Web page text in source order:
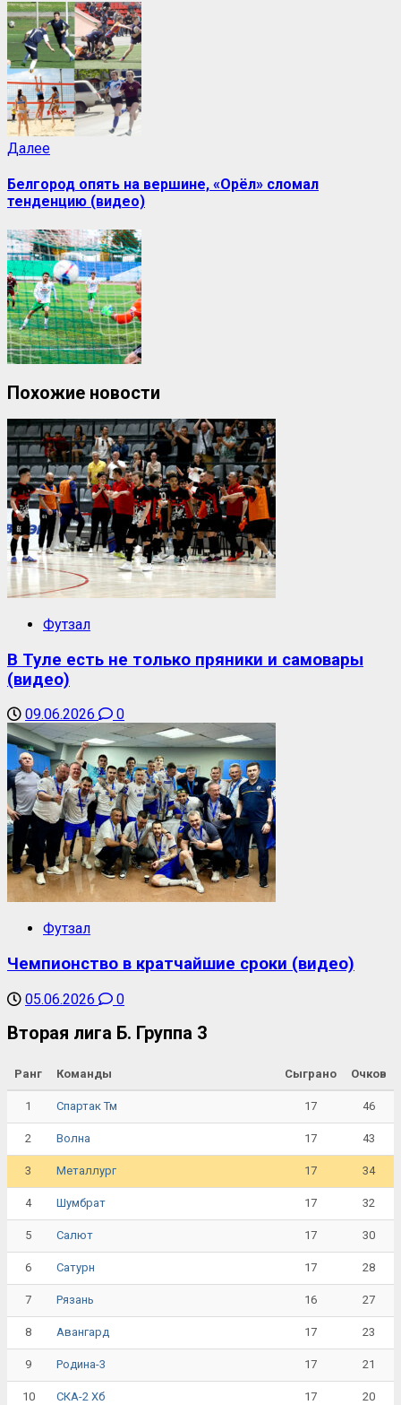
Далее
Белгород опять на вершине, «Орёл» сломал
тенденцию (видео)
Похожие новости
Футзал
В Туле есть не только пряники и самовары
(видео)
09.06.2026 0
Футзал
Чемпионство в кратчайшие сроки (видео)
05.06.2026 0
Вторая лига Б. Группа 3
Ранг Команды Сыграно Очков
1 Спартак Тм 17 46
2 Волна 17 43
3 Металлург 17 34
4 Шумбрат 17 32
5 Салют 17 30
6 Сатурн 17 28
7 Рязань 16 27
8 Авангард 17 23
9 Родина-3 17 21
10 СКА-2 Хб 17 20